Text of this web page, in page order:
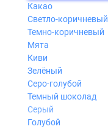
Какао
Светло-коричневый
Темно-коричневый
Мята
Киви
Зелёный
Серо-голубой
Темный шоколад
Серый
Голубой